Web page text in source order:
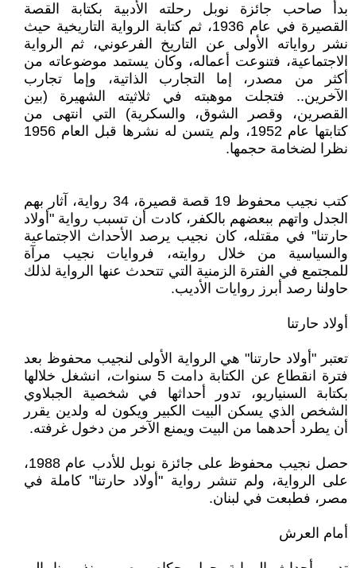
بدأ صاحب جائزة نوبل رحلته الأدبية بكتابة القصة
القصيرة في عام 1936، ثم كتابة الرواية التاريخية حيث
نشر رواياته الأولى عن التاريخ الفرعوني، ثم الرواية
الاجتماعية، فتنوعت أعماله، وكان يستمد موضوعاته من
أكثر من مصدر، إما التجارب الذاتية، وإما تجارب
الآخرين.. فتجلت موهبته في ثلاثيته الشهيرة (بين
القصرين، وقصر الشوق، والسكرية) التي انتهى من
كتابتها عام 1952، ولم يتسن له نشرها قبل العام 1956
نظرا لضخامة حجمها.
كتب نجيب محفوظ 19 قصة قصيرة، 34 رواية، آثار بهم
الجدل واتهم ببعضهم بالكفر، كادت أن تسبب رواية "أولاد
حارتنا" في مقتله، كان نجيب يرصد الأحداث الاجتماعية
والسياسية من خلال روايته، فروايات نجيب مرآة
للمجتمع في الفترة الزمنية التي تتحدث عنها الرواية لذلك
حاولنا رصد أبرز روايات الأديب.
أولاد حارتنا
تعتبر "أولاد حارتنا" هي الرواية الأولى لنجيب محفوظ بعد
فترة انقطاع عن الكتابة دامت 5 سنوات، انشغل خلالها
بكتابة السنياريو، تدور أحداثها في شخصية الجبلاوي
الشخص الذي يسكن البيت الكبير ويكون له ولدين يقرر
أن يطرد أحدهما من البيت ويمنع الآخر من دخول غرفته.
حصل نجيب محفوظ على جائزة نوبل للأدب عام 1988،
على الرواية، ولم تنشر رواية "أولاد حارتنا" كاملة في
مصر، فطبعت في لبنان.
أمام العرش